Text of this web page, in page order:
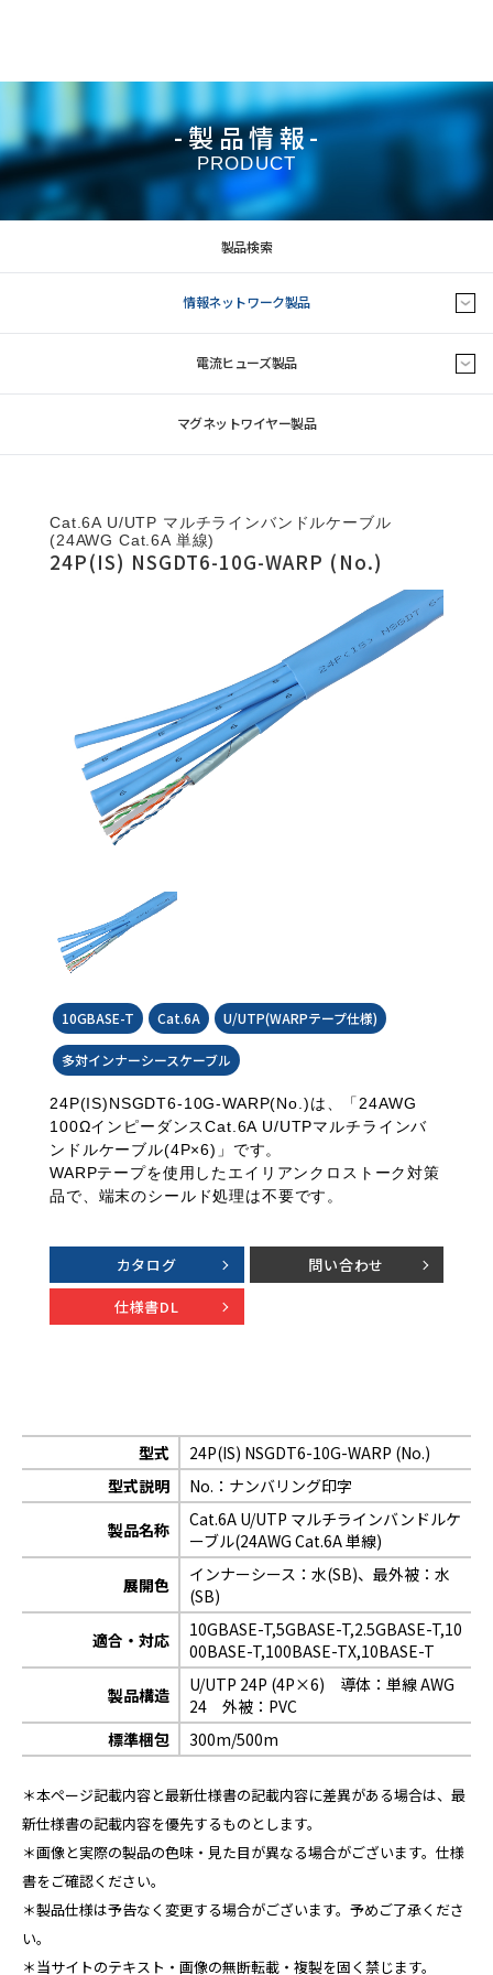
-製品情報-
PRODUCT
製品検索
情報ネットワーク製品
電流ヒューズ製品
マグネットワイヤー製品
Cat.6A U/UTP マルチラインバンドルケーブル
(24AWG Cat.6A 単線)
24P(IS) NSGDT6-10G-WARP (No.)
10GBASE-T Cat.6A U/UTP(WARPテープ仕様)
多対インナーシースケーブル
24P(IS)NSGDT6-10G-WARP(No.)は、「24AWG
100ΩインピーダンスCat.6A U/UTPマルチラインバ
ンドルケーブル(4P×6)」です。
WARPテープを使用したエイリアンクロストーク対策
品で、端末のシールド処理は不要です。
カタログ
問い合わせ
仕様書DL
型式
24P(IS) NSGDT6-10G-WARP (No.)
型式説明
No.：ナンバリング印字
製品名称
Cat.6A U/UTP マルチラインバンドルケ
ーブル(24AWG Cat.6A 単線)
展開色
インナーシース：水(SB)、最外被：水
(SB)
適合・対応
10GBASE-T,5GBASE-T,2.5GBASE-T,10
00BASE-T,100BASE-TX,10BASE-T
製品構造
U/UTP 24P (4P×6) 導体：単線 AWG
24 外被：PVC
標準梱包
300m/500m
＊本ページ記載内容と最新仕様書の記載内容に差異がある場合は、最
新仕様書の記載内容を優先するものとします。
＊画像と実際の製品の色味・見た目が異なる場合がございます。仕様
書をご確認ください。
＊製品仕様は予告なく変更する場合がございます。予めご了承くださ
い。
＊当サイトのテキスト・画像の無断転載・複製を固く禁じます。